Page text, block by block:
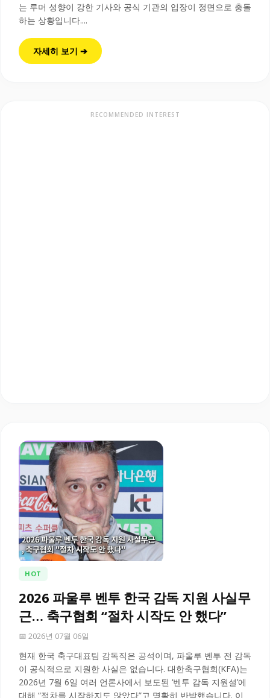
는 루머 성향이 강한 기사와 공식 기관의 입장이 정면으로 충돌
하는 상황입니다....
자세히 보기 ➔
RECOMMENDED INTEREST
HOT
2026 파울루 벤투 한국 감독 지원 사실무
근… 축구협회 “절차 시작도 안 했다”
📅 2026년 07월 06일
현재 한국 축구대표팀 감독직은 공석이며, 파울루 벤투 전 감독
이 공식적으로 지원한 사실은 없습니다. 대한축구협회(KFA)는
2026년 7월 6일 여러 언론사에서 보도된 ‘벤투 감독 지원설’에
대해 “절차를 시작하지도 않았다”고 명확히 반박했습니다. 이